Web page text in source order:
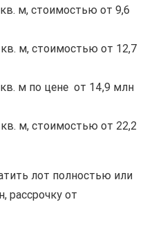
м, стоимостью от 9,6
м, стоимостью от 12,7
м по цене от 14,9 млн
м, стоимостью от 22,2
лот полностью или
рассрочку от